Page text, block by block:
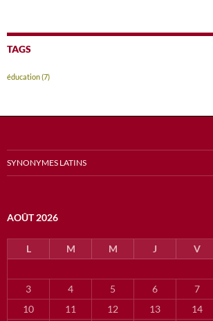
TAGS
éducation(7)
SYNONYMES LATINS
AOÛT 2026
L M M J V
3
4 5 6 7
10
11 12 13 14